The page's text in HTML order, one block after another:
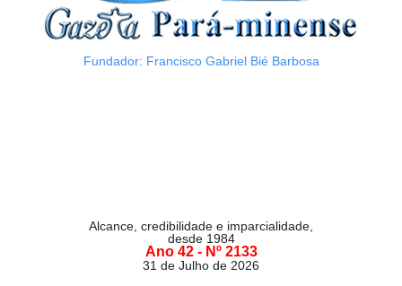
Fundador: Francisco Gabriel Bié Barbosa
Alcance, credibilidade e imparcialidade,
desde 1984
Ano 42 - Nº 2133
31 de Julho de 2026